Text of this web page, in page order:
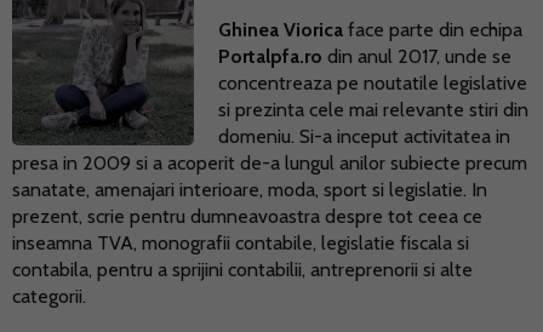
Ghinea Viorica face parte din echipa
Portalpfa.ro din anul 2017, unde se
concentreaza pe noutatile legislative
si prezinta cele mai relevante stiri din
domeniu. Si-a inceput activitatea in
presa in 2009 si a acoperit de-a lungul anilor subiecte precum
sanatate, amenajari interioare, moda, sport si legislatie. In
prezent, scrie pentru dumneavoastra despre tot ceea ce
inseamna TVA, monografii contabile, legislatie fiscala si
contabila, pentru a sprijini contabilii, antreprenorii si alte
categorii.